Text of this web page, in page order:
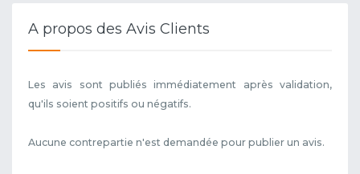
A propos des Avis Clients
Les avis sont publiés immédiatement après validation,
qu'ils soient positifs ou négatifs.
Aucune contrepartie n'est demandée pour publier un avis.